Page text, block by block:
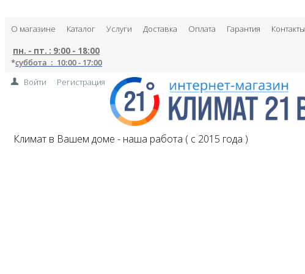
О магазине Каталог Услуги Доставка Оплата Гарантия Контакты
пн. - пт. : 9:00 - 18:00
*суббота : 10:00 - 17:00
Войти
Регистрация
Климат в Вашем доме - наша работа ( с 2015 года )